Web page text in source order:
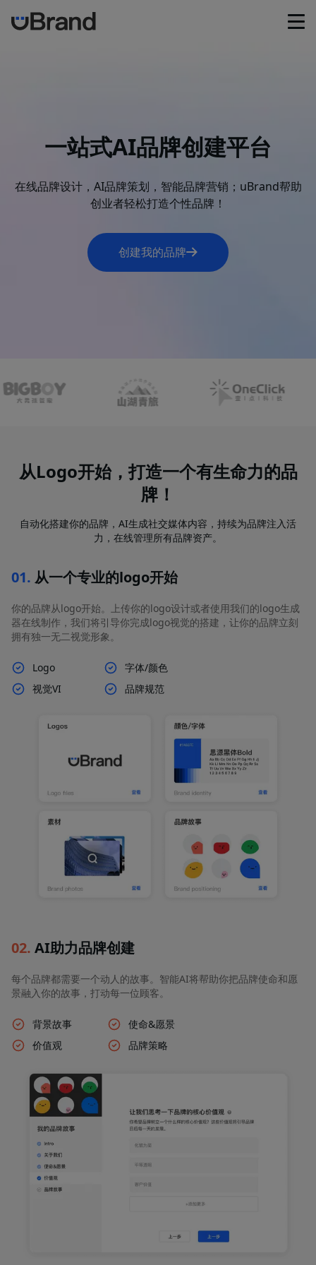
品牌VI生成器
品牌Guideline
社交媒体图片生成器
品牌资源管理
登录/
一站式AI品牌创建平台
在线品牌设计，AI品牌策划，智能品牌营销；uBrand帮助
创业者轻松打造个性品牌！
创建我的品牌
从Logo开始，打造一个有生命力的品
牌！
自动化搭建你的品牌，AI生成社交媒体内容，持续为品牌注入活
力，在线管理所有品牌资产。
01. 从一个专业的logo开始
你的品牌从logo开始。上传你的logo设计或者使用我们的logo生成
器在线制作，我们将引导你完成logo视觉的搭建，让你的品牌立刻
拥有独一无二视觉形象。
Logo
字体/颜色
视觉VI
品牌规范
02. AI助力品牌创建
每个品牌都需要一个动人的故事。智能AI将帮助你把品牌使命和愿
景融入你的故事，打动每一位顾客。
背景故事
使命&愿景
价值观
品牌策略